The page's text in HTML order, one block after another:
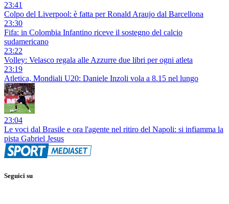
23:41
Colpo del Liverpool: è fatta per Ronald Araujo dal Barcellona
23:30
Fifa: in Colombia Infantino riceve il sostegno del calcio
sudamericano
23:22
Volley: Velasco regala alle Azzurre due libri per ogni atleta
23:19
Atletica, Mondiali U20: Daniele Inzoli vola a 8.15 nel lungo
23:04
Le voci dal Brasile e ora l'agente nel ritiro del Napoli: si infiamma la
pista Gabriel Jesus
Seguici su